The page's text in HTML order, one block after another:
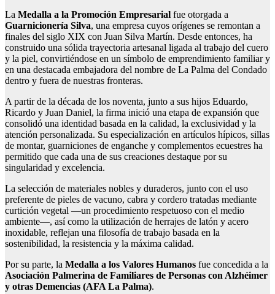
La Medalla a la Promoción Empresarial fue otorgada a
Guarnicionería Silva, una empresa cuyos orígenes se remontan a
finales del siglo XIX con Juan Silva Martín. Desde entonces, ha
construido una sólida trayectoria artesanal ligada al trabajo del cuero
y la piel, convirtiéndose en un símbolo de emprendimiento familiar y
en una destacada embajadora del nombre de La Palma del Condado
dentro y fuera de nuestras fronteras.
A partir de la década de los noventa, junto a sus hijos Eduardo,
Ricardo y Juan Daniel, la firma inició una etapa de expansión que
consolidó una identidad basada en la calidad, la exclusividad y la
atención personalizada. Su especialización en artículos hípicos, sillas
de montar, guarniciones de enganche y complementos ecuestres ha
permitido que cada una de sus creaciones destaque por su
singularidad y excelencia.
La selección de materiales nobles y duraderos, junto con el uso
preferente de pieles de vacuno, cabra y cordero tratadas mediante
curtición vegetal —un procedimiento respetuoso con el medio
ambiente—, así como la utilización de herrajes de latón y acero
inoxidable, reflejan una filosofía de trabajo basada en la
sostenibilidad, la resistencia y la máxima calidad.
Por su parte, la Medalla a los Valores Humanos fue concedida a la
Asociación Palmerina de Familiares de Personas con Alzhéimer
y otras Demencias (AFA La Palma).